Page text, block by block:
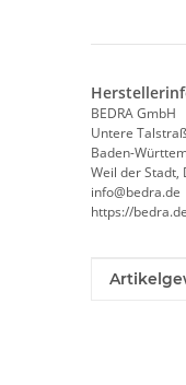
BEDRA GmbH
Untere
Baden-
Weil der Stadt,
info@bedra.de
https://bedra.de
Wert